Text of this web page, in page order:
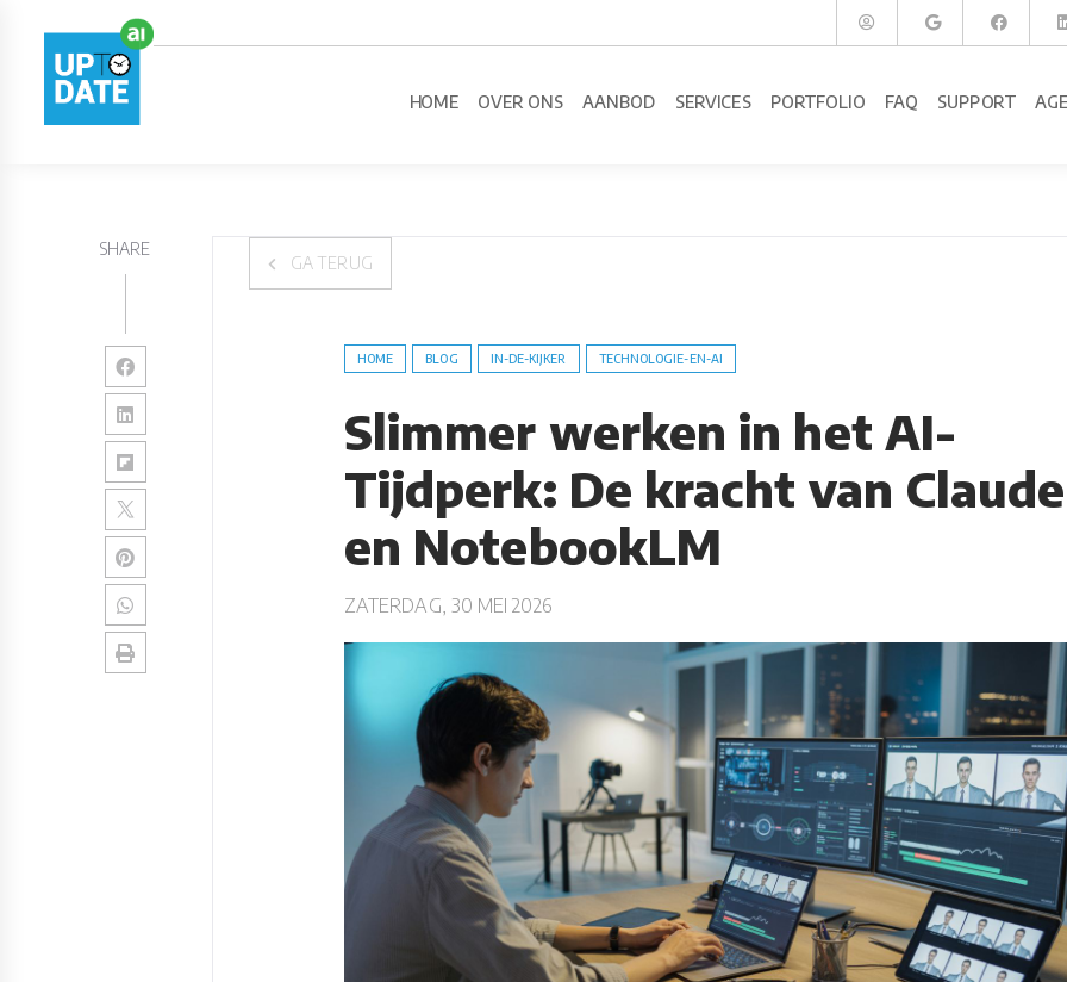
HOME OVER ONS AANBOD SERVICES PORTFOLIO FAQ SUPPORT
SHARE
GA TERUG
HOME BLOG IN-DE-KIJKER TECHNOLOGIE-EN-AI
Slimmer werken in het AI-
Tijdperk: De kracht van Claude
en NotebookLM
ZATERDAG, 30 MEI 2026